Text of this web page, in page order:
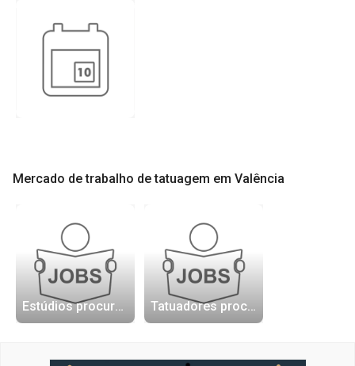
Mercado de trabalho de tatuagem em Valência
Estúdios procurando tatuadores Tatuadores procurando trabalho